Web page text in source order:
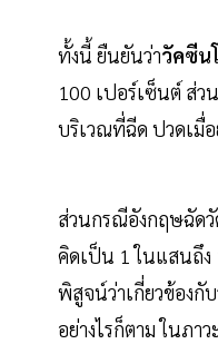
ทั้งนี้ ยืนยันว่าวัคซีน
100 เปอร์เซ็นต์ ส่ว
บริเวณที่ฉีด ปวดเมื่
ส่วนกรณีอังกฤษฉัด
คิดเป็น 1 ในแสนถึง
พิสูจน์ว่าเกี่ยวข้องกั
อย่างไรก็ตาม ในภา